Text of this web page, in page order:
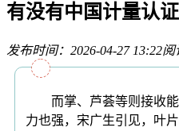
有没有中国计量认证
发布时间：2026-04-27 13:22阅
而掌、芦荟等则接收能
力也强，宋广生引见，叶